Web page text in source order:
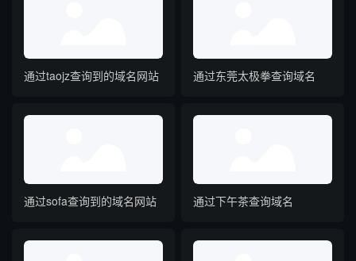
通过taojz查询到的域名网站 通过东莞太极拳查询域名
通过sofa查询到的域名网站 通过下午茶查询域名